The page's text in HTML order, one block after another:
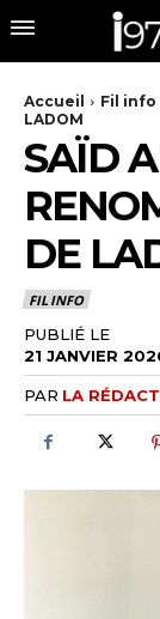
Accueil Fil info
LADOM
SAÏD
DE
FIL INFO
PUBLIÉ LE
21 JANVIER
PAR LA